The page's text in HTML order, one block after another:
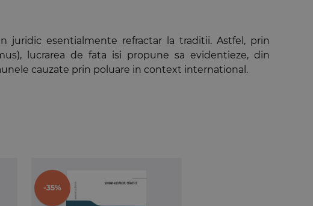
esentialmente refractar la traditii. Astfel, prin
lucrarea de fata isi propune sa evidentieze, din
cauzate prin poluare in context international.
-35%